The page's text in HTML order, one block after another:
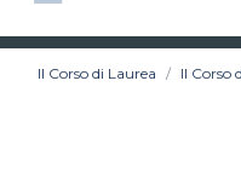
Il Corso di Laurea Il Corso